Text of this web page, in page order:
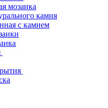
мозаика
камня
с камнем